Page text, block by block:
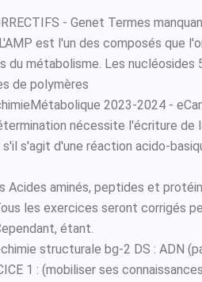
- Genet Termes
est l'un des composés que
du métabolisme. Les nucléosides
de polymères
2023-2024 -
nécessite l'écriture de
s'agit d'une réaction acido-
Acides aminés, peptides et
les exercices seront corrigés
étant.
structurale bg-2 DS : ADN
1 : (mobiliser ses